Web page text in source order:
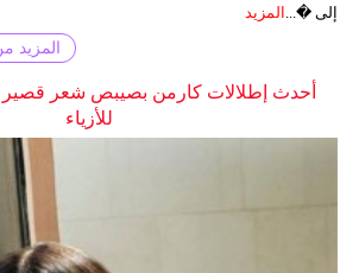
إلى �...
المزيد
المزيد
أحدث إطلالات كارمن بصيبص شعر قصير
للأزياء